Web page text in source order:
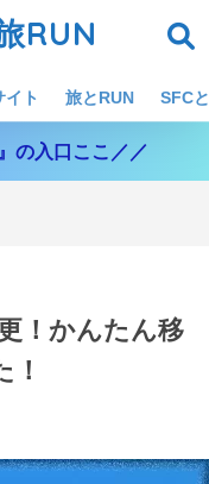
RUN
イト 旅とRUN SFC
の入口ここ／／
！かんたん移